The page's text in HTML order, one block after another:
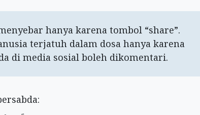
hanya karena tombol “share”.
terjatuh dalam dosa hanya karena
di media sosial boleh dikomentari.